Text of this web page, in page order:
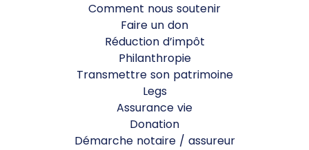
Comment nous soutenir
Faire un don
Réduction d’impôt
Philanthropie
Transmettre son patrimoine
Legs
Assurance vie
Donation
Démarche notaire / assureur